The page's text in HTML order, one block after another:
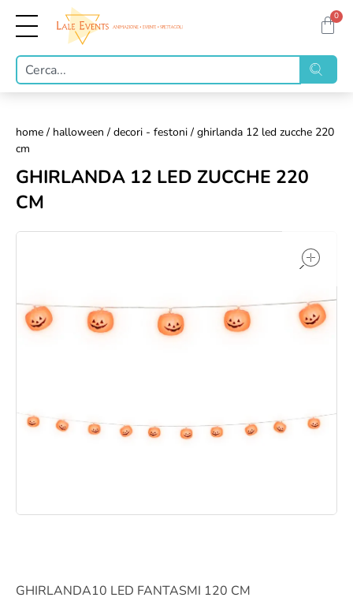
0
home / halloween / decori - festoni / ghirlanda 12 led zucche 220
cm
GHIRLANDA 12 LED ZUCCHE 220
CM
GHIRLANDA10 LED FANTASMI 120 CM